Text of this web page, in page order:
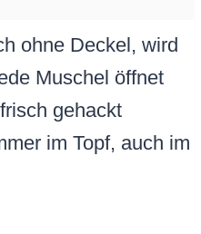
ohne Deckel, wird
Muschel öffnet
gehackt
im Topf, auch im